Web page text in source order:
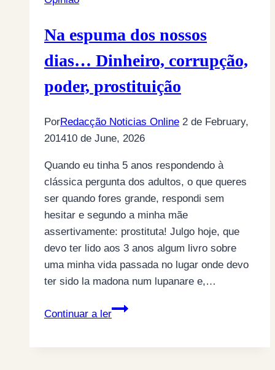
no
25
de
Abril
Na espuma dos nossos
dias… Dinheiro, corrupção,
poder, prostituição
PorRedacção Noticias Online 2 de February,
201410 de June, 2026
Quando eu tinha 5 anos respondendo à
clássica pergunta dos adultos, o que queres
ser quando fores grande, respondi sem
hesitar e segundo a minha mãe
assertivamente: prostituta! Julgo hoje, que
devo ter lido aos 3 anos algum livro sobre
uma minha vida passada no lugar onde devo
ter sido la madona num lupanare e,…
Continuar a ler
Na